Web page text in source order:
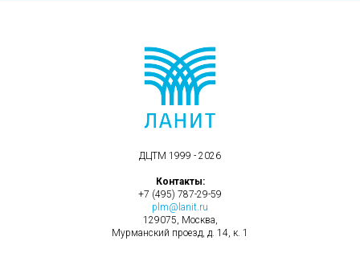
ДЦТМ 1999 - 2026
Контакты:
+7 (495) 787-29-59
plm@lanit.ru
129075, Москва,
Мурманский проезд, д. 14, к. 1